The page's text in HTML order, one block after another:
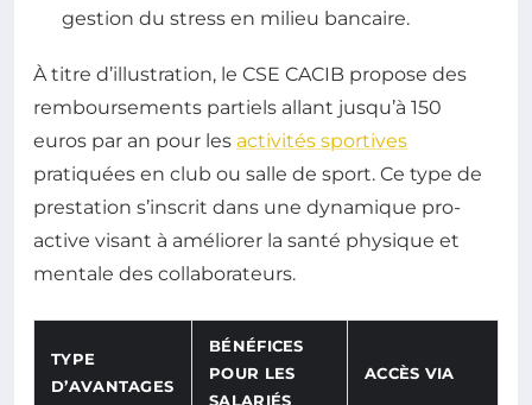
gestion du stress en milieu bancaire.
À titre d’illustration, le CSE CACIB propose des
remboursements partiels allant jusqu’à 150
euros par an pour les activités sportives
pratiquées en club ou salle de sport. Ce type de
prestation s’inscrit dans une dynamique pro-
active visant à améliorer la santé physique et
mentale des collaborateurs.
TYPE
D’AVANTAGES
BÉNÉFICES
POUR LES
SALARIÉS
ACCÈS VIA